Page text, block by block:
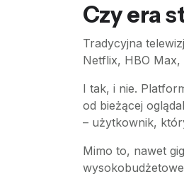
Czy era
Tradycyjna
Netflix, HBO Max,
I tak, i nie.
od bieżącej
– użytkownik,
Mimo to, nawet